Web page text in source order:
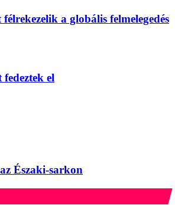
a globális felmelegedés
el
Északi-sarkon